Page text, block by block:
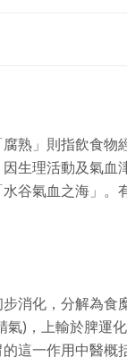
熟」則指飲食物
生理活動及氣血
谷氣血之海」。
消化，分解為
氣)，上輸於脾運
這一作用中醫概